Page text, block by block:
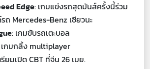
Edge: เกมแข่งรถสุดมันส์ครั้งนี้ร่วม
ถ Mercedes-Benz เชียวนะ
: เกมขับรถเตะบอล
เกมกลิ้ง multiplayer
รียมเปิด CBT ที่จีน 26 เมย.